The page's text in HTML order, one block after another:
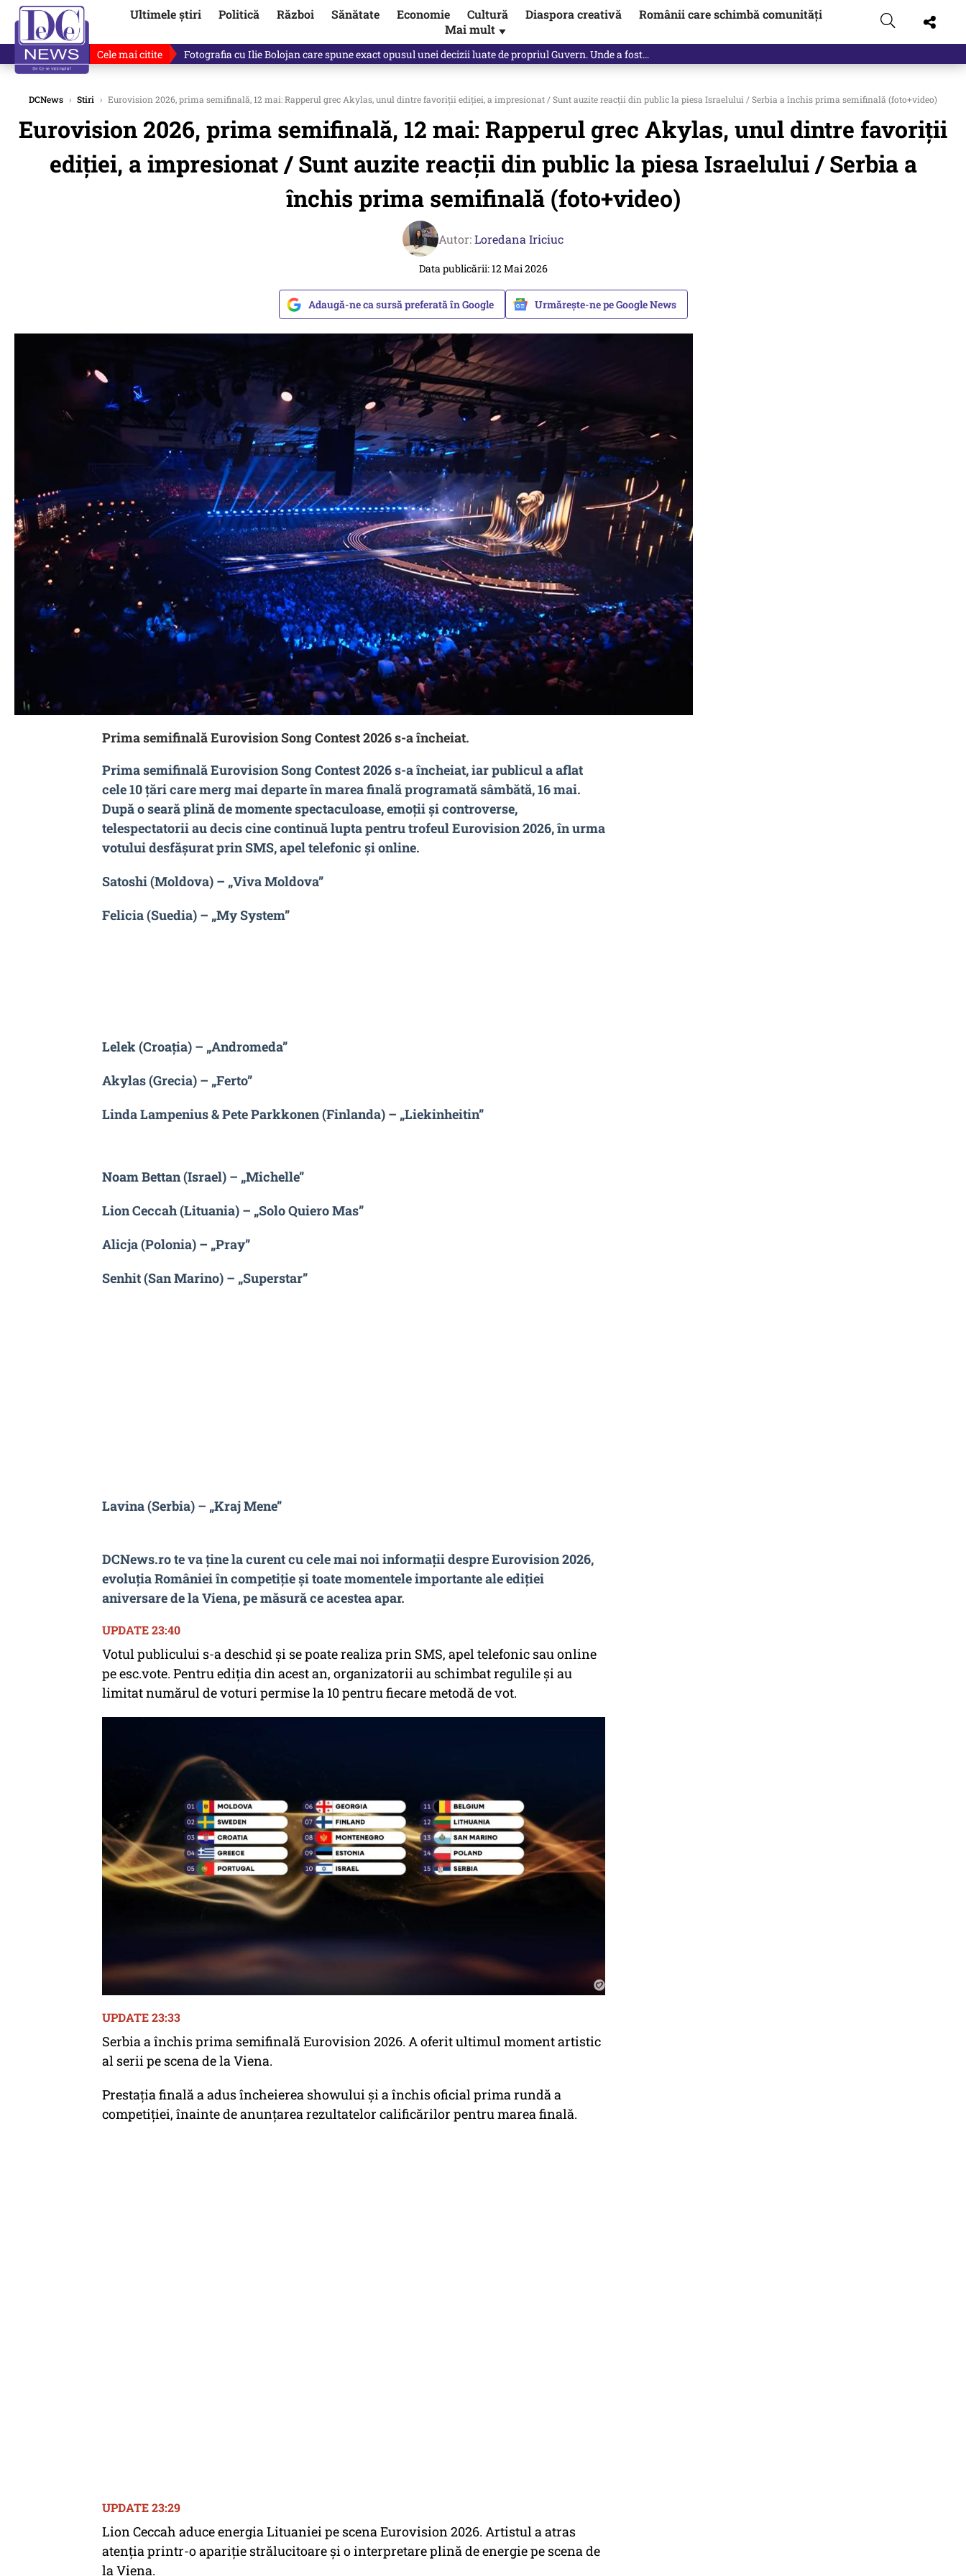
Ultimele știri Politică Război Sănătate Economie Cultură Diaspora creativă
Românii care schimbă comunități
Mai mult ▼
Cele mai citite Ilie Bolojan, gafă în direct despre „omul harnic“ / video
DCNews › Stiri › Eurovision 2026, prima semifinală, 12 mai: Rapperul grec Akylas, unul dintre favoriții ediției, a impresionat / Sunt auzite reacții din public la piesa Israelului / Serbia a închis prima semifinală (foto+video)
Eurovision 2026, prima semifinală, 12 mai: Rapperul grec Akylas, unul dintre favoriții
ediției, a impresionat / Sunt auzite reacții din public la piesa Israelului / Serbia a
închis prima semifinală (foto+video)
Autor:Loredana Iriciuc
Data publicării: 12 Mai 2026
Adaugă-ne ca sursă preferată în Google Urmărește-ne pe Google News
Prima semifinală Eurovision Song Contest 2026 s-a încheiat.
Prima semifinală Eurovision Song Contest 2026 s-a încheiat, iar publicul a aflat
cele 10 țări care merg mai departe în marea finală programată sâmbătă, 16 mai.
După o seară plină de momente spectaculoase, emoții și controverse,
telespectatorii au decis cine continuă lupta pentru trofeul Eurovision 2026, în urma
votului desfășurat prin SMS, apel telefonic și online.
Satoshi (Moldova) – „Viva Moldova”
Felicia (Suedia) – „My System”
Lelek (Croația) – „Andromeda”
Akylas (Grecia) – „Ferto”
Linda Lampenius & Pete Parkkonen (Finlanda) – „Liekinheitin”
Noam Bettan (Israel) – „Michelle”
Lion Ceccah (Lituania) – „Solo Quiero Mas”
Alicja (Polonia) – „Pray”
Senhit (San Marino) – „Superstar”
Lavina (Serbia) – „Kraj Mene”
DCNews.ro te va ține la curent cu cele mai noi informații despre Eurovision 2026,
evoluția României în competiție și toate momentele importante ale ediției
aniversare de la Viena, pe măsură ce acestea apar.
UPDATE 23:40
Votul publicului s-a deschid și se poate realiza prin SMS, apel telefonic sau online
pe esc.vote. Pentru ediția din acest an, organizatorii au schimbat regulile și au
limitat numărul de voturi permise la 10 pentru fiecare metodă de vot.
UPDATE 23:33
Serbia a închis prima semifinală Eurovision 2026. A oferit ultimul moment artistic
al serii pe scena de la Viena.
Prestația finală a adus încheierea showului și a închis oficial prima rundă a
competiției, înainte de anunțarea rezultatelor calificărilor pentru marea finală.
UPDATE 23:29
Lion Ceccah aduce energia Lituaniei pe scena Eurovision 2026. Artistul a atras
atenția printr-o apariție strălucitoare și o interpretare plină de energie pe scena de
la Viena.